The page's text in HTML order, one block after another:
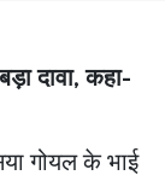
दावा, कहा-
गोयल के भाई